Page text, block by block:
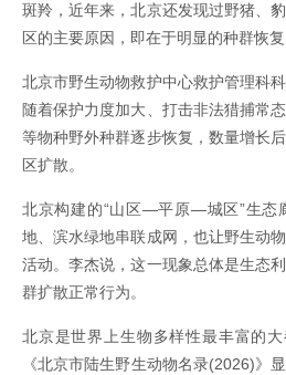
斑羚，近年来，北京还发现过野猪、
区的主要原因，即在于明显的种群恢复
北京市野生动物救护中心救护管理科
随着保护力度加大、打击非法猎捕常
等物种野外种群逐步恢复，数量增长
区扩散。
北京构建的“山区—平原—城区”生态
地、滨水绿地串联成网，也让野生动
活动。李杰说，这一现象总体是生态
群扩散正常行为。
北京是世界上生物多样性最丰富的
《北京市陆生野生动物名录(2026)》